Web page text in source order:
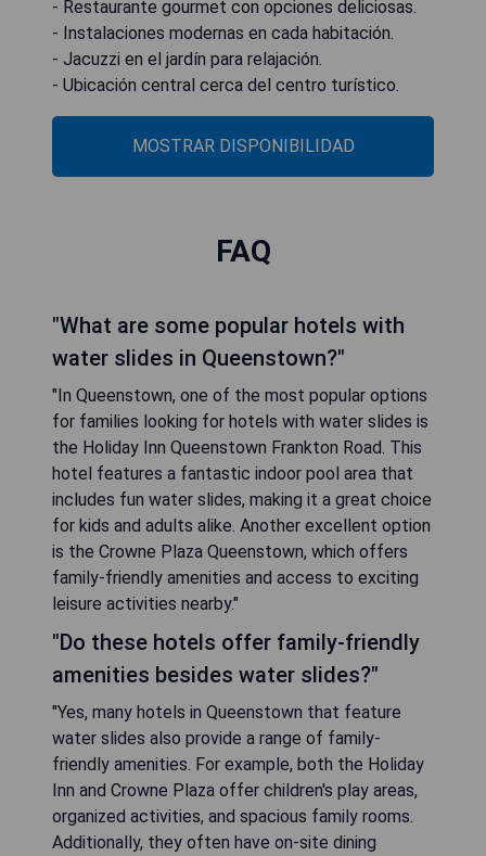
- Restaurante gourmet con opciones deliciosas.
- Instalaciones modernas en cada habitación.
- Jacuzzi en el jardín para relajación.
- Ubicación central cerca del centro turístico.
MOSTRAR DISPONIBILIDAD
FAQ
"What are some popular hotels with
water slides in Queenstown?"
"In Queenstown, one of the most popular options
for families looking for hotels with water slides is
the Holiday Inn Queenstown Frankton Road. This
hotel features a fantastic indoor pool area that
includes fun water slides, making it a great choice
for kids and adults alike. Another excellent option
is the Crowne Plaza Queenstown, which offers
family-friendly amenities and access to exciting
leisure activities nearby."
"Do these hotels offer family-friendly
amenities besides water slides?"
"Yes, many hotels in Queenstown that feature
water slides also provide a range of family-
friendly amenities. For example, both the Holiday
Inn and Crowne Plaza offer children's play areas,
organized activities, and spacious family rooms.
Additionally, they often have on-site dining